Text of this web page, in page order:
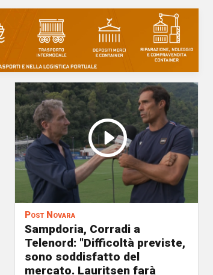
Post Novara
Sampdoria, Corradi a
Telenord: "Difficoltà previste,
sono soddisfatto del
mercato. Lauritsen farà